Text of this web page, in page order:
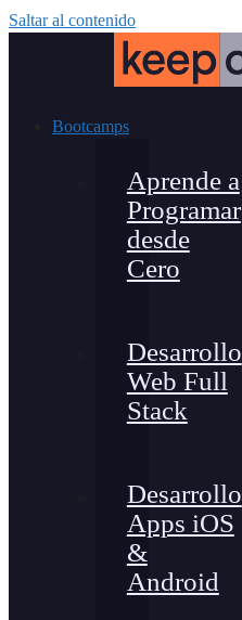
Saltar al contenido
Bootcamps
Aprende a
Programar
desde
Cero
Desarrollo
Web Full
Stack
Desarrollo
Apps iOS
&
Android